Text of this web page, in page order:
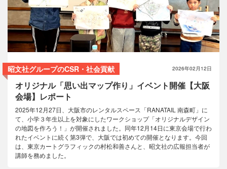
コラム
昭文社グループのCSR・社会貢献 2026年02月12日
オリジナル「思い出マップ作り」イベント開催【大阪
会場】レポート
2025年12月27日、大阪市のレンタルスペース「RANATAIL 南森町」に
て、小学３年生以上を対象にしたワークショップ「オリジナルデザイン
の地図を作ろう！」が開催されました。同年12月14日に東京会場で行わ
れたイベントに続く第3弾で、大阪では初めての開催となります。今回
は、東京カートグラフィックの村松和善さんと、昭文社の広報担当者が
講師を務めました。